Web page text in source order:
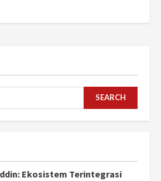
SEARCH
Ekosistem Terintegrasi